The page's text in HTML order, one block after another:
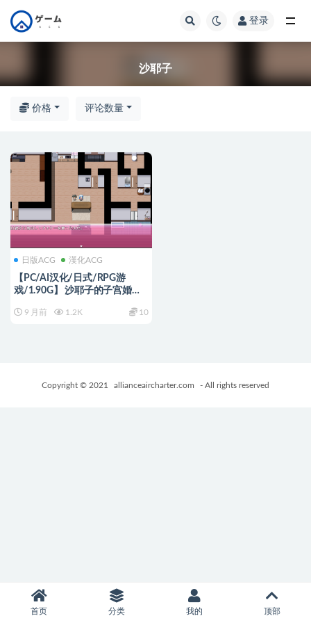
登录
沙耶子
价格 评论数量
日版ACG 漢化ACG
【PC/AI汉化/日式/RPG游
戏/1.90G】 沙耶子的子宫婚约
NTR） AI汉化版+全回想存档
9 月前 1.2K 10
Copyright © 2021 allianceaircharter.com - All rights reserved
首页 分类 我的 顶部